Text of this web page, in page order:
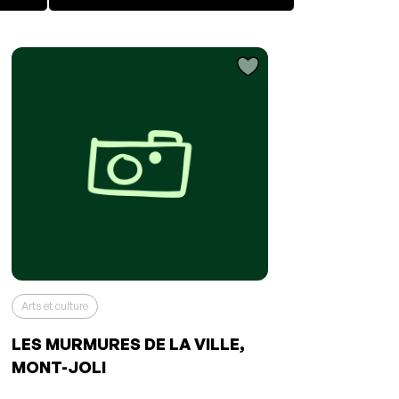
favoris
Événement retiré de vos favoris
Arts et culture
LES MURMURES DE LA VILLE,
MONT-JOLI